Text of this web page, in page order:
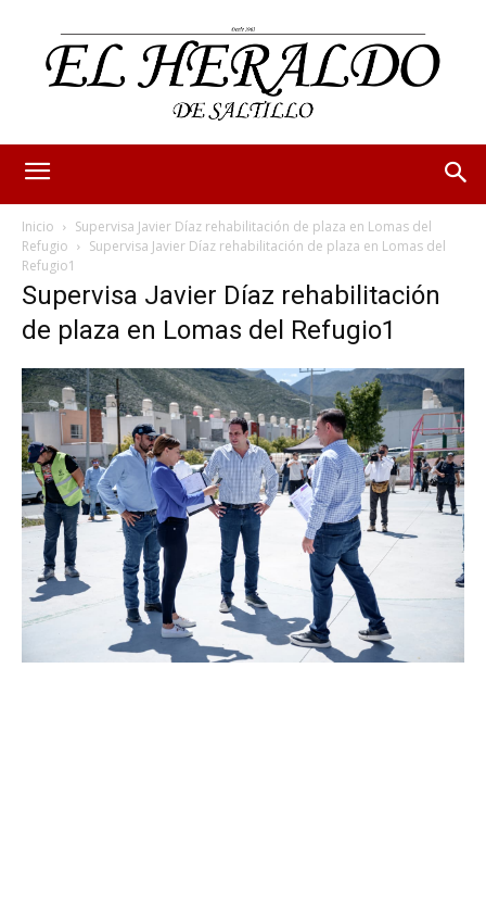
Inicio
Supervisa Javier Díaz rehabilitación de plaza en Lomas del
Refugio
Supervisa Javier Díaz rehabilitación de plaza en Lomas del
Refugio1
Supervisa Javier Díaz rehabilitación
de plaza en Lomas del Refugio1